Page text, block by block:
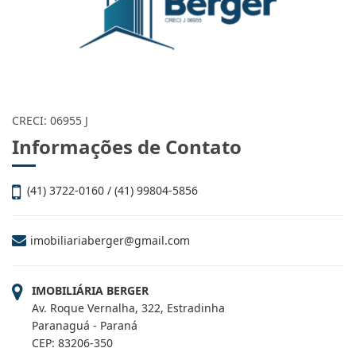
CRECI: 06955 J
Informações de Contato
(41) 3722-0160 / (41) 99804-5856
imobiliariaberger@gmail.com
IMOBILIÁRIA BERGER
Av. Roque Vernalha, 322, Estradinha
Paranaguá - Paraná
CEP: 83206-350